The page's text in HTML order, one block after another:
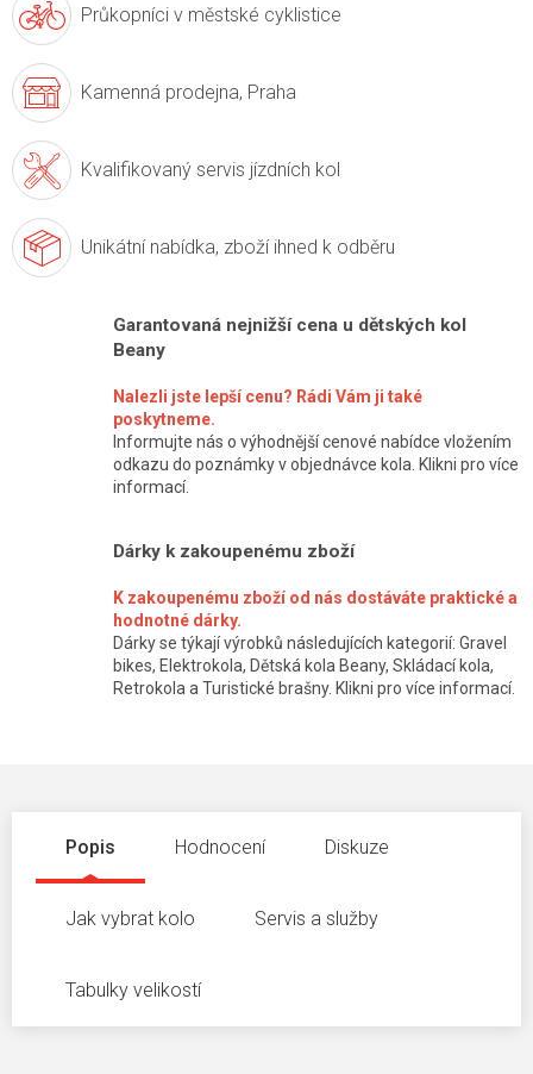
Průkopníci v městské cyklistice
Kamenná prodejna, Praha
Kvalifikovaný servis jízdních kol
Unikátní nabídka, zboží ihned k odběru
Garantovaná nejnižší cena u dětských kol
Beany
Nalezli jste lepší cenu? Rádi Vám ji také
poskytneme.
Informujte nás o výhodnější cenové nabídce vložením
odkazu do poznámky v objednávce kola. Klikni pro více
informací.
Dárky k zakoupenému zboží
K zakoupenému zboží od nás dostáváte praktické a
hodnotné dárky.
Dárky se týkají výrobků následujících kategorií: Gravel
bikes, Elektrokola, Dětská kola Beany, Skládací kola,
Retrokola a Turistické brašny. Klikni pro více informací.
Popis Hodnocení Diskuze
Jak vybrat kolo Servis a služby
Tabulky velikostí